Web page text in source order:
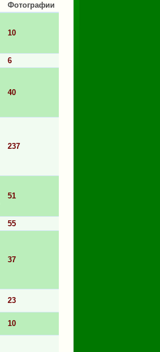
Фотографии
10
6
40
237
51
55
37
23
10